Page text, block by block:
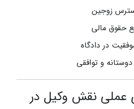
زوجین
حقوق مالی
در دادگاه
و توافقی
عملی نقش وکیل در